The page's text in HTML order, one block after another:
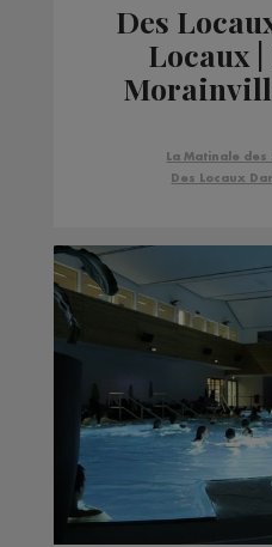
Des
Locaux
qualité &
La Matinale des
Des Locaux